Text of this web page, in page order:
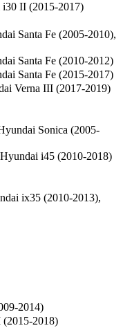
II (2015-2017)
Santa Fe (2005-2010),
Santa Fe (2010-2012)
Santa Fe (2015-2017)
Verna III (2017-2019)
Sonica (2005-
i45 (2010-2018)
ix35 (2010-2013),
2014)
2018)